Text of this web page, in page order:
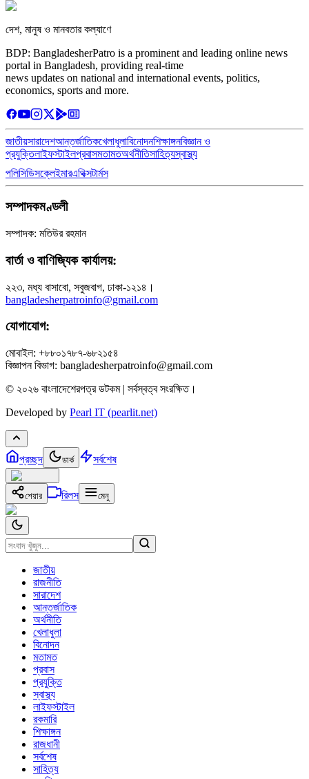
দেশ, মানুষ ও মানবতার কল্যাণে
BDP: BangladesherPatro is a prominent and leading online news
portal in Bangladesh, providing real-time
news updates on national and international events, politics,
economics, sports and more.
জাতীয়সারাদেশআন্তর্জাতিকখেলাধুলাবিনোদনশিক্ষাঙ্গনবিজ্ঞান ও
প্রযুক্তিলাইফস্টাইলপ্রবাসমতামতঅর্থনীতিসাহিত্যস্বাস্থ্য
পলিসিডিসক্লেইমারএথিক্সটার্মস
সম্পাদকমণ্ডলী
সম্পাদক: মতিউর রহমান
বার্তা ও বাণিজ্যিক কার্যালয়:
২২৩, মধ্য বাসাবো, সবুজবাগ, ঢাকা-১২১৪।
bangladesherpatroinfo@gmail.com
যোগাযোগ:
মোবাইল: +৮৮০১৭৮৭-৬৮২১৫৪
বিজ্ঞাপন বিভাগ: bangladesherpatroinfo@gmail.com
© ২০২৬ বাংলাদেশেরপত্র ডটকম | সর্বস্বত্ব সংরক্ষিত।
Developed by Pearl IT (pearlit.net)
প্রচ্ছদ ডার্ক সর্বশেষ
শেয়ার রিলস মেনু
জাতীয়
রাজনীতি
সারাদেশ
আন্তর্জাতিক
অর্থনীতি
খেলাধুলা
বিনোদন
মতামত
প্রবাস
প্রযুক্তি
স্বাস্থ্য
লাইফস্টাইল
রকমারি
শিক্ষাঙ্গন
রাজধানী
সর্বশেষ
সাহিত্য